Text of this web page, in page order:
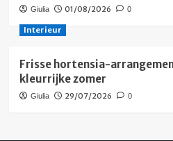
Giulia 01/08/2026 0
Interieur
Frisse hortensia-
kleurrijke zomer
Giulia 29/07/2026 0